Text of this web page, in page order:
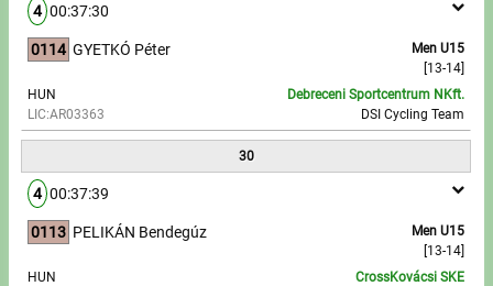
4 00:37:30
0114
Men U15
[13-14]
GYETKÓ Péter
HUN
LIC:AR03363
Debreceni Sportcentrum NKft.
DSI Cycling Team
30
4 00:37:39
0113
Men U15
[13-14]
PELIKÁN Bendegúz
HUN
CrossKovácsi SKE